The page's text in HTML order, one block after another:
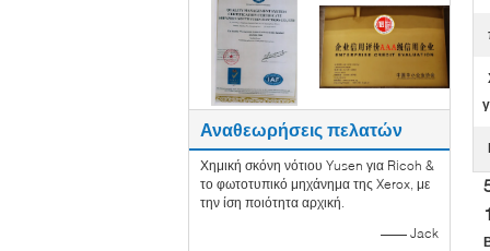
Αναθεωρήσεις πελατών
Χημική σκόνη νότιου Yusen για Ricoh &
το φωτοτυπικό μηχάνημα της Xerox, με
την ίση ποιότητα αρχική.
—— Jack